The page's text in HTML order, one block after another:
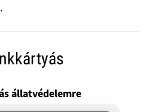
állatvédelemre